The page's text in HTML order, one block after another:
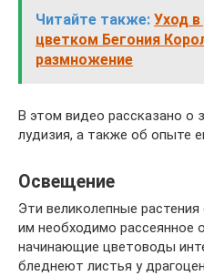
Читайте также: Уход
цветком Бегония
размножение
В этом видео рассказано о
лудизия, а также об опыте
Освещение
Эти великолепные
им необходимо рассеянное
начинающие цветоводы
бледнеют листья у